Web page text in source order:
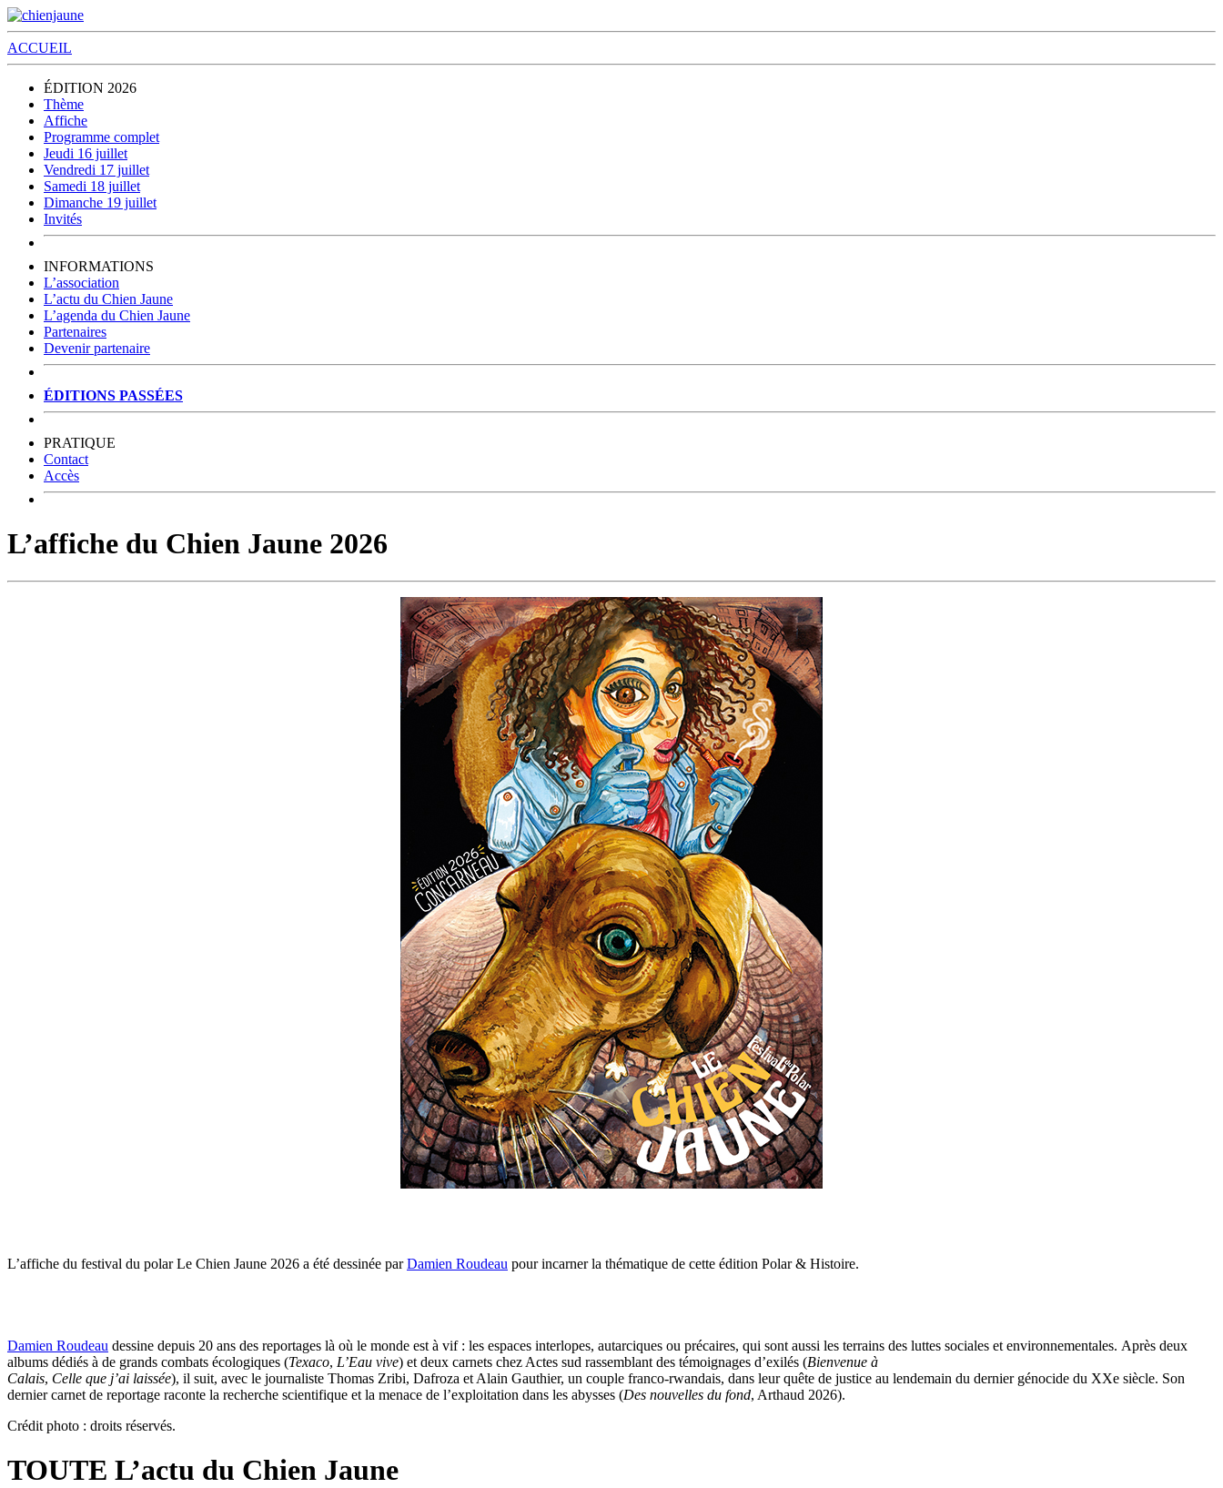
ACCUEIL
ÉDITION 2026
Thème
Affiche
Programme complet
Jeudi 16 juillet
Vendredi 17 juillet
Samedi 18 juillet
Dimanche 19 juillet
Invités
INFORMATIONS
L’association
L’actu du Chien Jaune
L’agenda du Chien Jaune
Partenaires
Devenir partenaire
ÉDITIONS PASSÉES
PRATIQUE
Contact
Accès
L’affiche du Chien Jaune 2026
L’affiche du festival du polar Le Chien Jaune 2026 a été dessinée parDamien Roudeau pour incarner la thématique de cette édition Polar & Histoire.
Damien Roudeau dessine depuis 20 ans des reportages là où le monde est à vif : les espaces interlopes, autarciques ou précaires, qui sont aussi les terrains des luttes sociales et environnementales. Après deux
albums dédiés à de grands combats écologiques (Texaco, L’Eau vive) et deux carnets chez Actes sud rassemblant des témoignages d’exilés (Bienvenue à
Calais, Celle que j’ai laissée), il suit, avec le journaliste Thomas Zribi, Dafroza et Alain Gauthier, un couple franco-rwandais, dans leur quête de justice au lendemain du dernier génocide du XXe siècle. Son
dernier carnet de reportage raconte la recherche scientifique et la menace de l’exploitation dans les abysses (Des nouvelles du fond, Arthaud 2026).
Crédit photo : droits réservés.
TOUTE L’actu du Chien Jaune